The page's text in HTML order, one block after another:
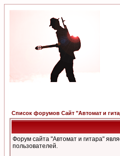
Список форумов Сайт "Автомат и
Форум сайта "Автомат и гитара"
пользователей.